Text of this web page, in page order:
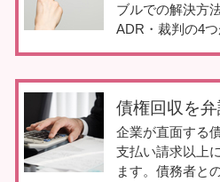
ブルでの解決方
ADR・裁判の4
債権回収を
企業が直面する
支払い請求以上
ます。債務者と